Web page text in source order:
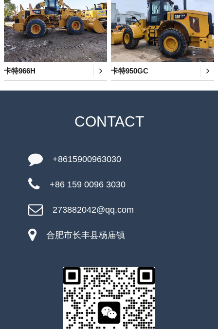
卡特966H 卡特950GC
CONTACT
+8615900963030
+86 159 0096 3030
273882042@qq.com
合肥市长丰县杨庙镇